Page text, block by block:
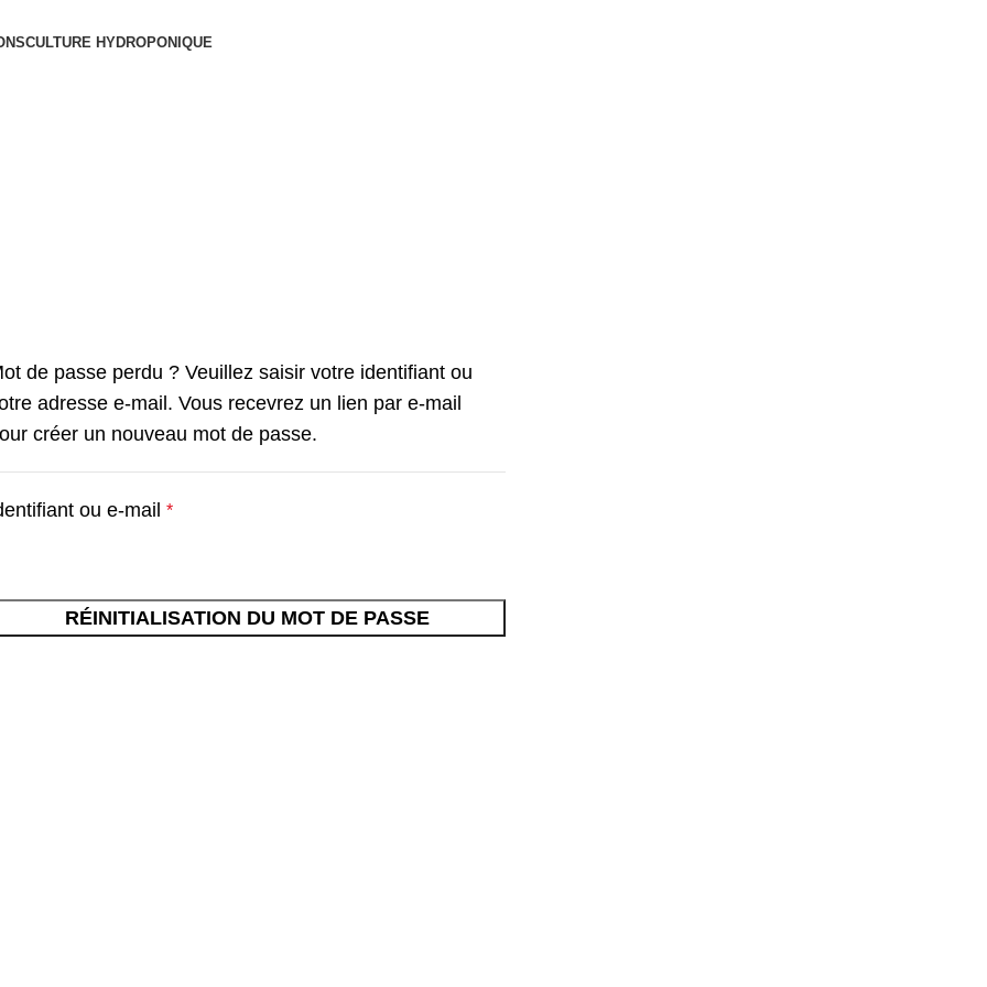
CULTURE HYDROPONIQUE
de passe perdu ? Veuillez saisir votre identifiant ou
adresse e-mail. Vous recevrez un lien par e-mail
créer un nouveau mot de passe.
ou e-mail *
RÉINITIALISATION DU MOT DE PASSE